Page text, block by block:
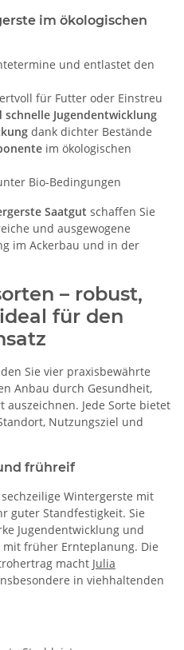
im ökologischen
und entlastet den
für Futter oder Einstreu
Jugendentwicklung
dank dichter Bestände
im ökologischen
Bio-Bedingungen
Saatgut schaffen Sie
und ausgewogene
im Ackerbau und in der
– robust,
für den
Sie vier praxisbewährte
Anbau durch Gesundheit,
Jede Sorte bietet
Nutzungsziel und
frühreif
Wintergerste mit
guter Standfestigkeit. Sie
Jugendentwicklung und
früher Ernteplanung. Die
macht Julia
in viehhaltenden